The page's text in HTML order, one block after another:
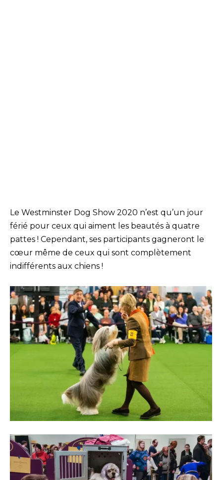
Le Westminster Dog Show 2020 n’est qu’un jour
férié pour ceux qui aiment les beautés à quatre
pattes ! Cependant, ses participants gagneront le
cœur même de ceux qui sont complètement
indifférents aux chiens !